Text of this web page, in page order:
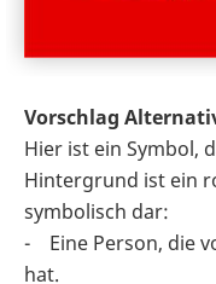
Vorschlag
Hier ist ein Symbol,
Hintergrund ist ein
symbolisch dar:
- Eine Person, die
hat.